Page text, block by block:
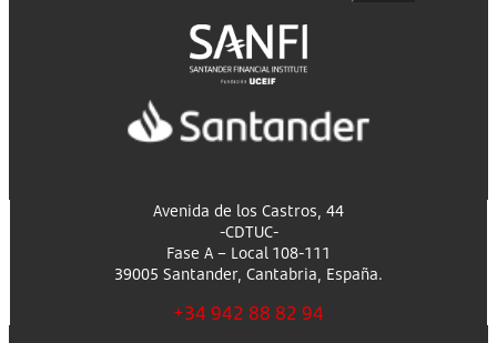
Avenida de los Castros, 44
-CDTUC-
Fase A – Local 108-111
39005 Santander, Cantabria, España.
+34 942 88 82 94